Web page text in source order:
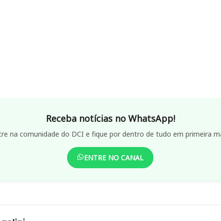
Receba notícias no WhatsApp!
na comunidade do DCI e fique por dentro de tudo em primeira
ENTRE NO CANAL